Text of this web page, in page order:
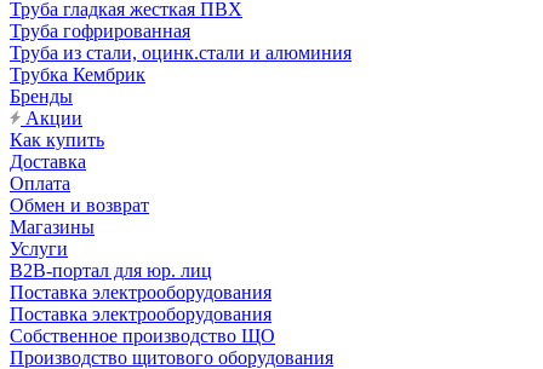
Труба гладкая жесткая ПВХ
Труба гофрированная
Труба из стали, оцинк.стали и алюминия
Трубка Кембрик
Бренды
Акции
Как купить
Доставка
Оплата
Обмен и возврат
Магазины
Услуги
B2B-портал для юр. лиц
Поставка электрооборудования
Поставка электрооборудования
Собственное производство ЩО
Производство щитового оборудования